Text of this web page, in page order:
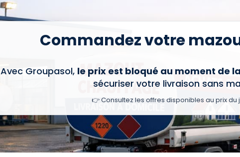
Commandez votre
Avec Groupasol, le prix est bloqué au moment de
sécuriser votre livraison sans
👉 Consultez les offres disponibles au prix